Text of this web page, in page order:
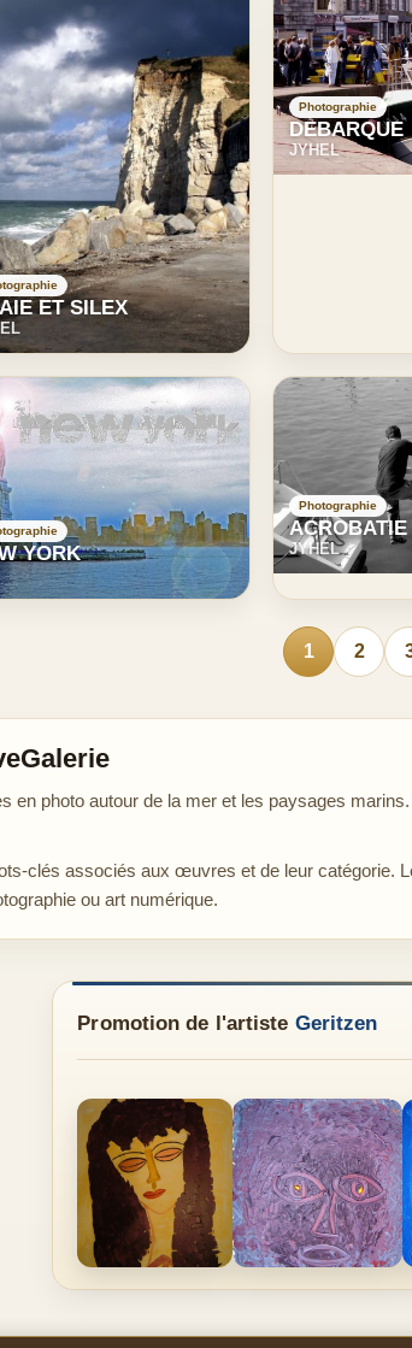
ET SILEX
Photographie
DEBARQUE
JYHEL
YORK
Photographie
ACROBATIE
JYHEL
1 2
photo autour de la mer et les paysages
clés associés aux œuvres et de leur catégorie.
ou art numérique.
Promotion de l'artiste Geritzen